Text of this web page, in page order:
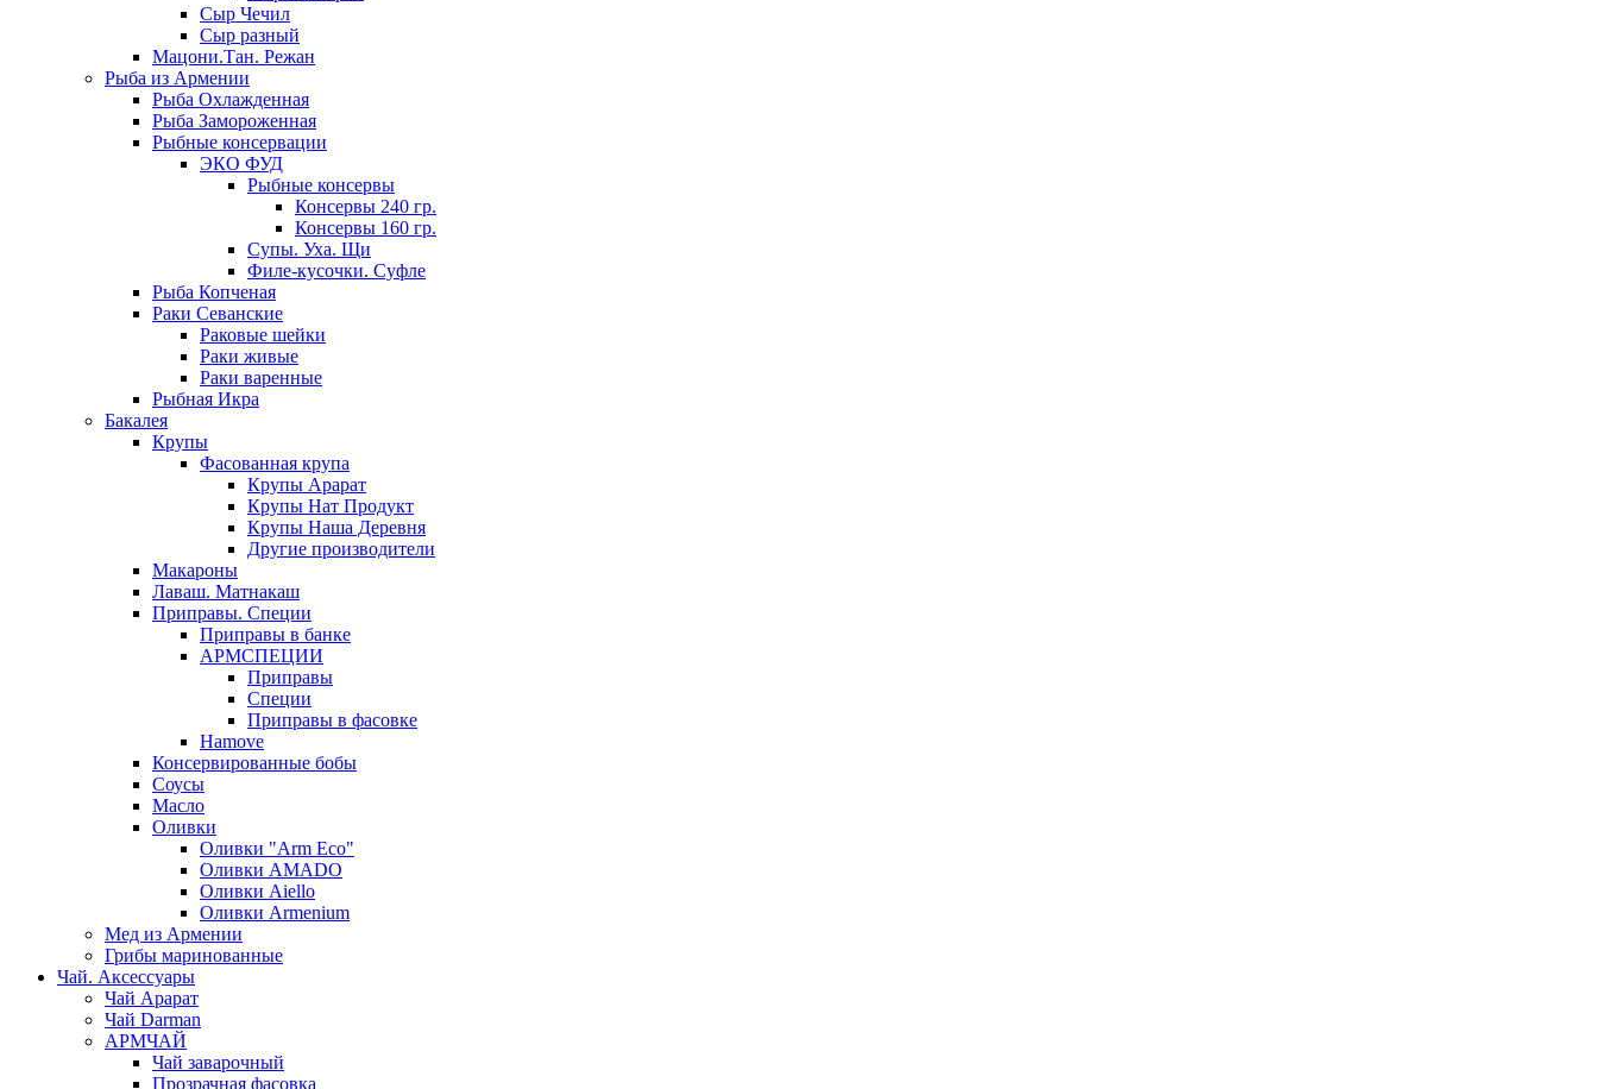
Сыр Чечил
Сыр разный
Мацони.Тан. Режан
Рыба из Армении
Рыба Охлажденная
Рыба Замороженная
Рыбные консервации
ЭКО ФУД
Рыбные консервы
Консервы 240 гр.
Консервы 160 гр.
Супы. Уха. Щи
Филе-кусочки. Суфле
Рыба Копченая
Раки Севанские
Раковые шейки
Раки живые
Раки варенные
Рыбная Икра
Бакалея
Крупы
Фасованная крупа
Крупы Арарат
Крупы Нат Продукт
Крупы Наша Деревня
Другие производители
Макароны
Лаваш. Матнакаш
Приправы. Специи
Приправы в банке
АРМСПЕЦИИ
Приправы
Специи
Приправы в фасовке
Hamove
Консервированные бобы
Соусы
Масло
Оливки
Оливки "Arm Eco"
Оливки AMADO
Оливки Aiello
Оливки Armenium
Мед из Армении
Грибы маринованные
Чай. Аксессуары
Чай Арарат
Чай Darman
АРМЧАЙ
Чай заварочный
Прозрачная фасовка